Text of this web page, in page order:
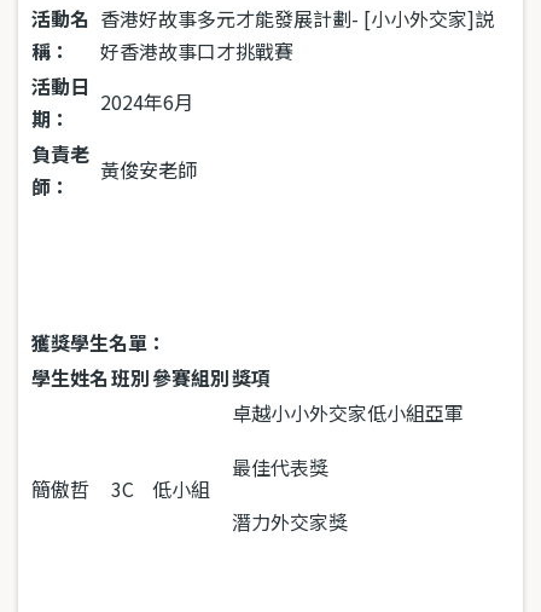
活動名
稱：
香港好故事多元才能發展計劃- [小小外交家]説
好香港故事口才挑戰賽
活動日
期：
2024年6月
負責老
師：
黃俊安老師
獲獎學生名單：
學生姓名班別參賽組別獎項
簡傲哲 3C 低小組
卓越小小外交家低小組亞軍
最佳代表獎
潛力外交家獎